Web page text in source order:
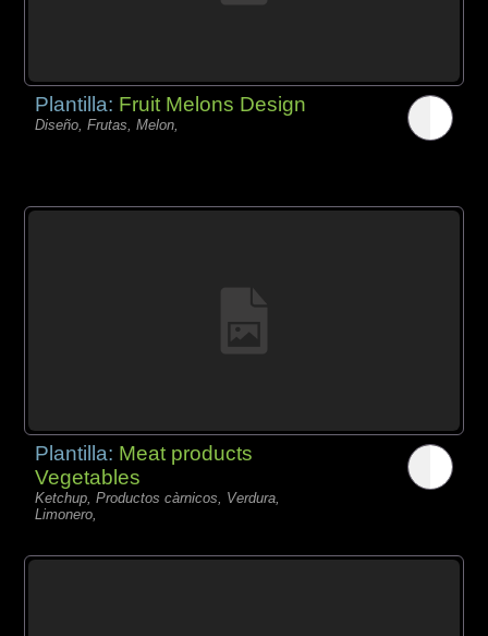
Plantilla: Fruit Melons Design
Diseño, Frutas, Melon,
Plantilla: Meat products
Vegetables
Ketchup, Productos càrnicos, Verdura,
Limonero,